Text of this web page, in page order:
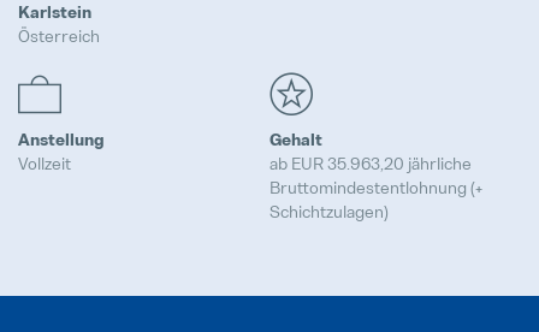
Hervorgehoben
Realisierung
Hervorgehoben
Karlstein
Österreich
Anstellung
Vollzeit
Gehalt
ab EUR 35.963,20 jährliche
Bruttomindestentlohnung (+
Schichtzulagen)